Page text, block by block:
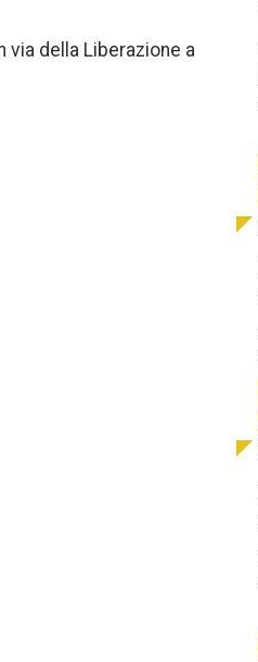
via della Liberazione a